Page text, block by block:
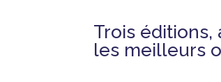
Trois éditions,
les meilleurs